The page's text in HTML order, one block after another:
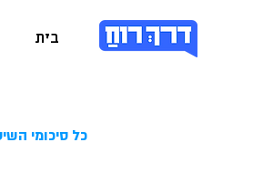
בית
כל סיכומי